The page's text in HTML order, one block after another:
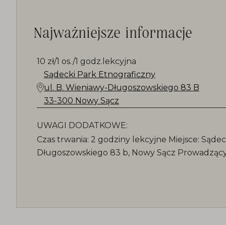
Najważniejsze informacje
10 zł/1 os./1 godz.lekcyjna
Sądecki Park Etnograficzny
ul. B. Wieniawy-Długoszowskiego 83 B
33-300 Nowy Sącz
UWAGI DODATKOWE:
Czas trwania: 2 godziny lekcyjne Miejsce:
Długoszowskiego 83 b, Nowy Sącz